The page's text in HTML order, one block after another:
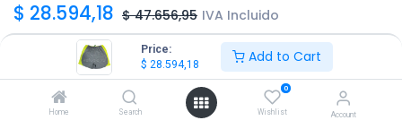
Price:
$ 28.594,18 Add to Cart
Home Search
0
Wishlist Account
$ 28.594,18 $47.656,95 IVA Incluido
XL